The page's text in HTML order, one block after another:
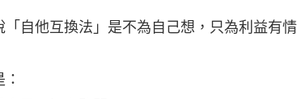
他互換法」是不為自己想，只為利益有情